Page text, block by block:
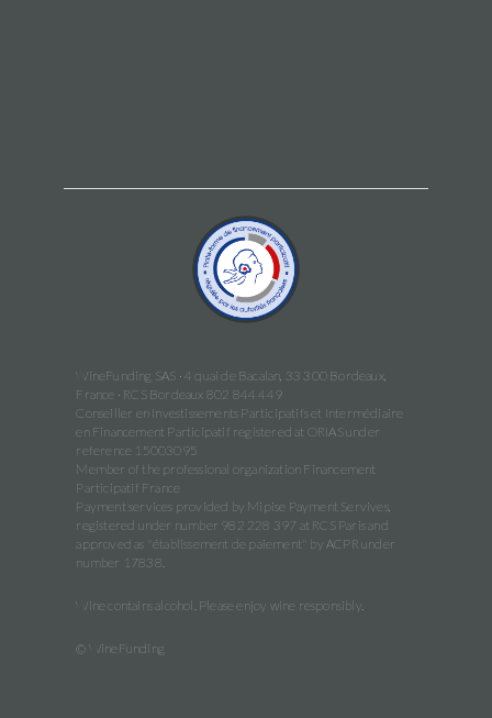
WineFunding SAS · 4 quai de Bacalan, 33 300 Bordeaux,
France · RCS Bordeaux 802 844 449
Conseiller en Investissements Participatifs et Intermédiaire
en Financement Participatif registered at ORIAS under
reference 15003095
Member of the professional organization Financement
Participatif France
Payment services provided by Mipise Payment Servives,
registered under number 982 228 397 at RCS Paris and
approved as "établissement de paiement" by ACPR under
number 17838.
Wine contains alcohol. Please enjoy wine responsibly.
© WineFunding